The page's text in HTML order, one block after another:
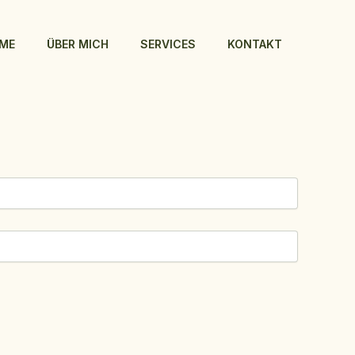
ÜBER MICH SERVICES KONTAKT